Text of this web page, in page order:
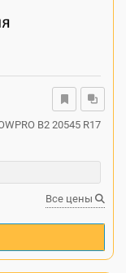
B2 20545 R17
Все цены